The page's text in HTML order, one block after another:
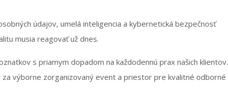
údajov, umelá inteligencia a kybernetická bezpečnosť
musia reagovať už dnes.
s priamym dopadom na každodennú prax našich klientov.
za výborne zorganizovaný event a priestor pre kvalitné odborné